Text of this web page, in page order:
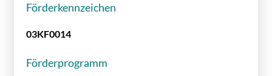
Förderkennzeichen
03KF0014
Förderprogramm